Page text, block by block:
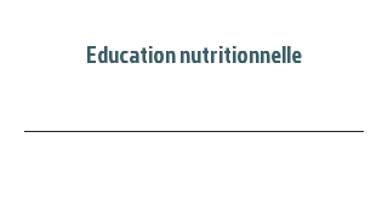
Education nutritionnelle